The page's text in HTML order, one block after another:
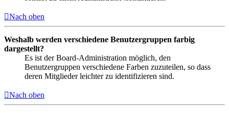
Nach oben
Weshalb werden verschiedene Benutzergruppen farbig
dargestellt?
Es ist der Board-Administration möglich, den
Benutzergruppen verschiedene Farben zuzuteilen, so dass
deren Mitglieder leichter zu identifizieren sind.
Nach oben